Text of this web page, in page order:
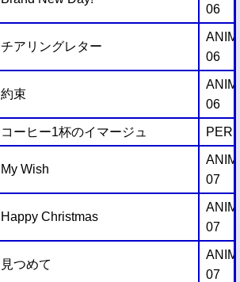
06
チアリングレター
06
約束
06
コーヒー1杯のイマージュ
My Wish
07
Happy Christmas
07
見つめて
07